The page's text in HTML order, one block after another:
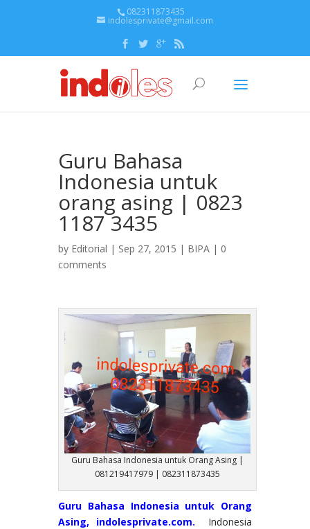
082311873435
indolesprivate@gmail.com
Guru Bahasa
Indonesia untuk
orang asing | 0823
1187 3435
by Editorial | Sep 27, 2015 | BIPA | 0
comments
Guru Bahasa Indonesia untuk Orang Asing |
081219417979 | 082311873435
Guru Bahasa Indonesia untuk Orang
Asing, indolesprivate.com. Indonesia